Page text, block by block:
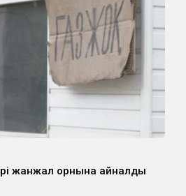
жанжал орнына айналды